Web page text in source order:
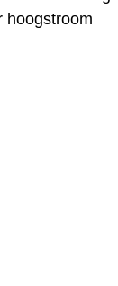
hoogstroom